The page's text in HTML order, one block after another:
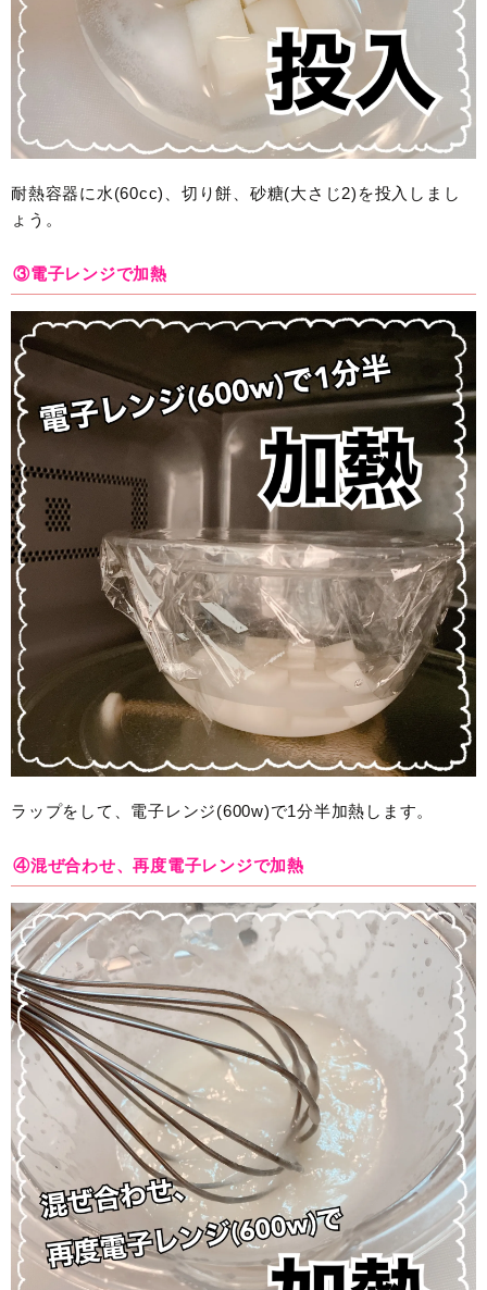
耐熱容器に水(60cc)、切り餅、砂糖(大さじ2)を投入しまし
ょう。
③電子レンジで加熱
ラップをして、電子レンジ(600w)で1分半加熱します。
④混ぜ合わせ、再度電子レンジで加熱